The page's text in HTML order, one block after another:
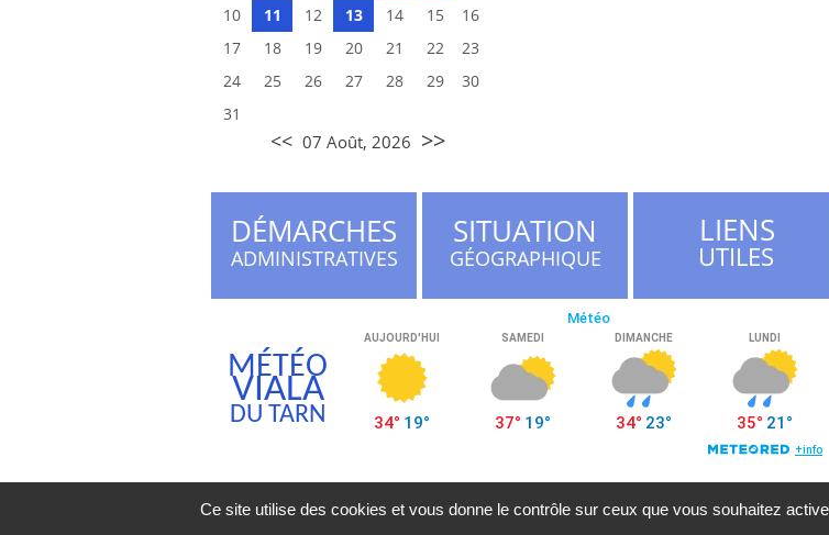
10
11 12 13 14 15
16
17
18 19 20 21 22
23
24
25 26 27 28 29
30
31
<< 07 Août, 2026 >>
DÉMARCHES
ADMINISTRATIVES
SITUATION
GÉOGRAPHIQUE
LIENS
UTILES
MÉTÉO
VIALA
DU TARN
Mentions légales| Viala du Tarn © 2016 |Conception Citopia-Solution de
Ce site utilise des cookies et vous donne le contrôle sur ceux que vous souhaitez